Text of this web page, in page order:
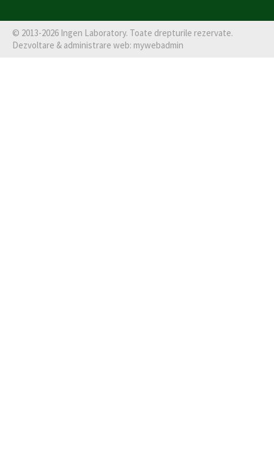
© 2013-2026 Ingen Laboratory. Toate drepturile rezervate.
Dezvoltare & administrare web: mywebadmin